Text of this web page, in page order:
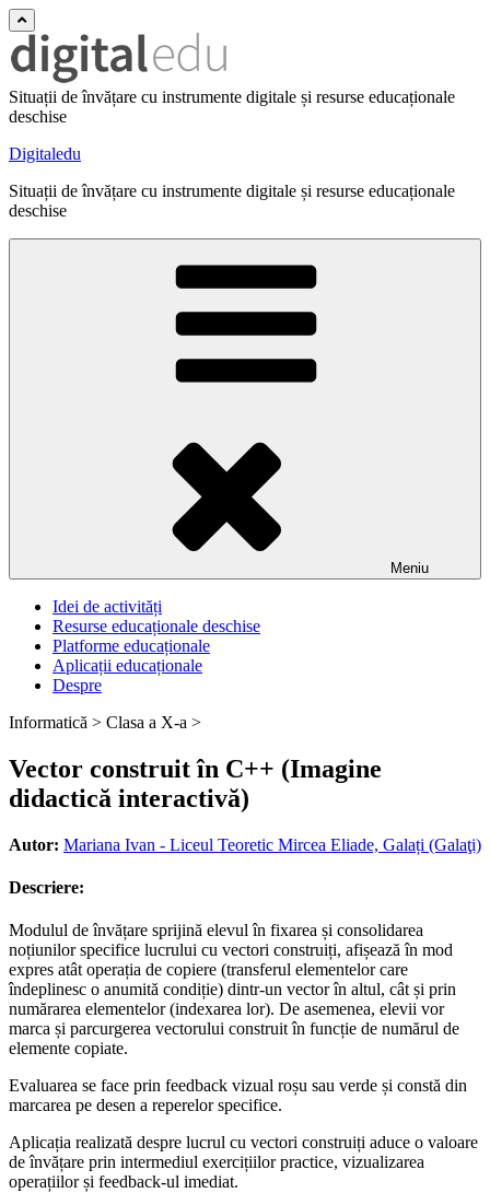
Situații de învățare cu instrumente digitale și resurse educaționale
deschise
Digitaledu
Situații de învățare cu instrumente digitale și resurse educaționale
deschise
Meniu
Idei de activități
Resurse educaționale deschise
Platforme educaționale
Aplicații educaționale
Despre
Informatică > Clasa a X-a >
Vector construit în C++ (Imagine
didactică interactivă)
Autor: Mariana Ivan - Liceul Teoretic Mircea Eliade, Galați (Galaţi)
Descriere:
Modulul de învățare sprijină elevul în fixarea și consolidarea
noțiunilor specifice lucrului cu vectori construiți, afișează în mod
expres atât operația de copiere (transferul elementelor care
îndeplinesc o anumită condiție) dintr-un vector în altul, cât și prin
numărarea elementelor (indexarea lor). De asemenea, elevii vor
marca și parcurgerea vectorului construit în funcție de numărul de
elemente copiate.
Evaluarea se face prin feedback vizual roșu sau verde și constă din
marcarea pe desen a reperelor specifice.
Aplicația realizată despre lucrul cu vectori construiți aduce o valoare
de învățare prin intermediul exercițiilor practice, vizualizarea
operațiilor și feedback-ul imediat.